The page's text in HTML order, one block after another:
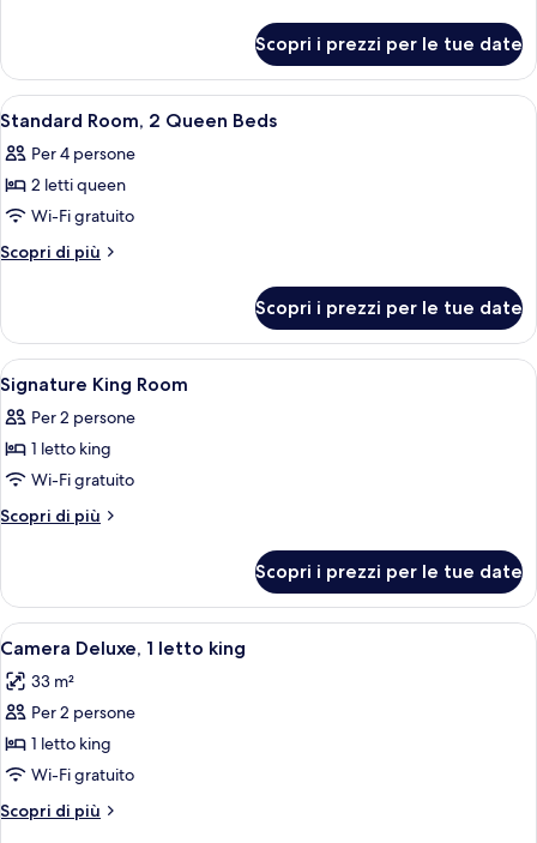
King
Room
Scopri i prezzi per le tue date
Apri
tutte
le
foto
per
Standard
Queen
Beds
Camera d'albergo con due letti,
4
Standard Room, 2 Queen Beds
Per 4 persone
2 letti queen
Wi-Fi gratuito
Scopri di più
Altri
Room,
Queen
Beds
Scopri i prezzi per le tue date
Apri
tutte
le
foto
per
Signature
Una camera d'albergo con un letto,
6
Signature King Room
Per 2 persone
1 letto king
Wi-Fi gratuito
Scopri di più
Altri
King
Room
Scopri i prezzi per le tue date
Apri
tutte
le
foto
per
Camera
Deluxe,
1
Camera Deluxe, 1 letto king |
7
Camera Deluxe, 1 letto king
33 m²
Per 2 persone
1 letto king
Wi-Fi gratuito
Scopri di più
Altri